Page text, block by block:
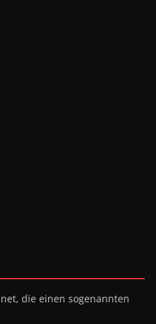
die einen sogenannten